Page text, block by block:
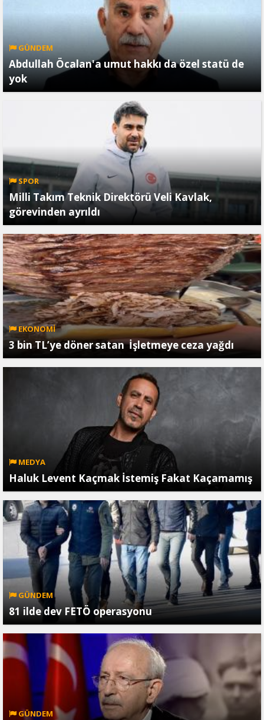
GÜNDEM
Abdullah Öcalan'a umut hakkı da özel statü de
yok
SPOR
Milli Takım Teknik Direktörü Veli Kavlak,
görevinden ayrıldı
EKONOMİ
3 bin TL’ye döner satan İşletmeye ceza yağdı
MEDYA
Haluk Levent Kaçmak İstemiş Fakat Kaçamamış
GÜNDEM
81 ilde dev FETÖ operasyonu
GÜNDEM